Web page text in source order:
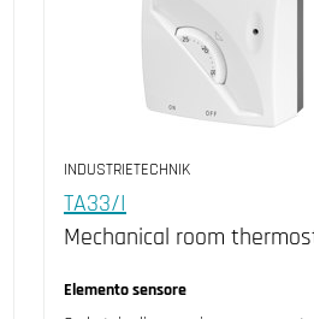
INDUSTRIETECHNIK
TA33/I
Mechanical room
Elemento sensore